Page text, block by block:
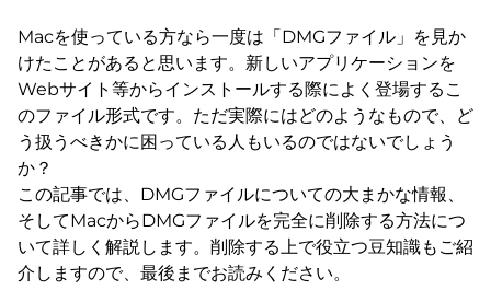
Macを使っている方なら一度は「DMGファイル」を見か
けたことがあると思います。新しいアプリケーションを
Webサイト等からインストールする際によく登場するこ
のファイル形式です。ただ実際にはどのようなもので、ど
う扱うべきかに困っている人もいるのではないでしょう
か？
この記事では、DMGファイルについての大まかな情報、
そしてMacからDMGファイルを完全に削除する方法につ
いて詳しく解説します。削除する上で役立つ豆知識もご紹
介しますので、最後までお読みください。